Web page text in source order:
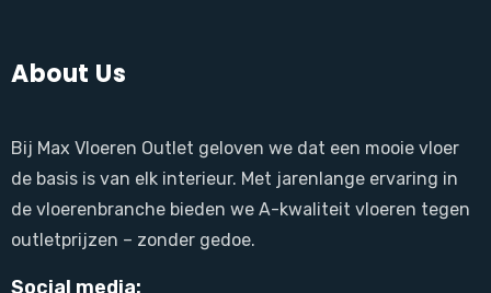
About Us
Bij Max Vloeren Outlet geloven we dat een mooie vloer
de basis is van elk interieur. Met jarenlange ervaring in
de vloerenbranche bieden we A-kwaliteit vloeren tegen
outletprijzen – zonder gedoe.
Social media: